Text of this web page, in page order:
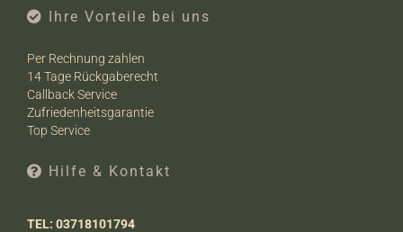
Ihre Vorteile bei uns
Per Rechnung zahlen
14 Tage Rückgaberecht
Callback Service
Zufriedenheitsgarantie
Top Service
Hilfe & Kontakt
TEL: 03718101794